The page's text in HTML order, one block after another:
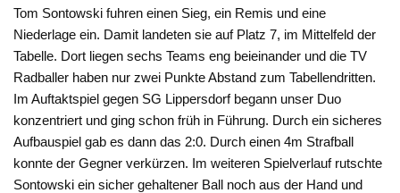
Tom Sontowski fuhren einen Sieg, ein Remis und eine
Niederlage ein. Damit landeten sie auf Platz 7, im Mittelfeld der
Tabelle. Dort liegen sechs Teams eng beieinander und die TV
Radballer haben nur zwei Punkte Abstand zum Tabellendritten.
Im Auftaktspiel gegen SG Lippersdorf begann unser Duo
konzentriert und ging schon früh in Führung. Durch ein sicheres
Aufbauspiel gab es dann das 2:0. Durch einen 4m Strafball
konnte der Gegner verkürzen. Im weiteren Spielverlauf rutschte
Sontowski ein sicher gehaltener Ball noch aus der Hand und